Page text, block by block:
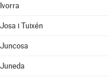
Ivorra
Josa i Tuixén
Juncosa
Juneda